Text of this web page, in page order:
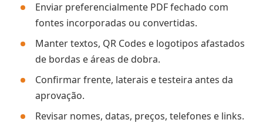
Enviar preferencialmente PDF fechado com
fontes incorporadas ou convertidas.
Manter textos, QR Codes e logotipos afastados
de bordas e áreas de dobra.
Confirmar frente, laterais e testeira antes da
aprovação.
Revisar nomes, datas, preços, telefones e links.